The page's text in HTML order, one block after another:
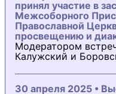
принял участие в
Межсоборного
Православной
просвещению и
Модератором
Калужский и
30 апреля 2025 •